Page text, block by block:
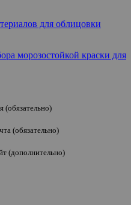
для облицовки
морозостойкой краски для
(обязательно)
(обязательно)
(дополнительно)